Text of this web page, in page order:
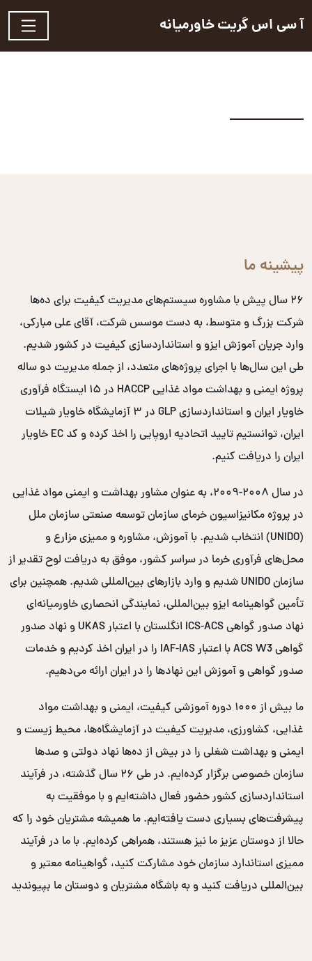
آ سی اس گریت خاورمیانه
پیشینه ما
۲۶ سال پیش با مشاوره سیستم‌های مدیریت کیفیت برای ده‌ها
شرکت بزرگ و متوسط، به دست موسس شرکت، آقای علی مبارکی،
وارد جریان آموزش ایزو و استانداردسازی کیفیت در کشور شدیم.
طی این سال‌ها با اجرای پروژه‌های متعدد، از جمله مدیریت دو ساله
پروژه ایمنی و بهداشت مواد غذایی HACCP در ۱۵ ایستگاه فرآوری
خاویار ایران و استانداردسازی GLP در ۳ آزمایشگاه خاویار شیلات
ایران، توانستیم تایید اتحادیه اروپایی را اخذ کرده و کد EC خاویار
ایران را دریافت کنیم.
در سال ۲۰۰۸-۲۰۰۹، به عنوان مشاور بهداشت و ایمنی مواد غذایی
در پروژه مکانیزاسیون خرمای سازمان توسعه صنعتی سازمان ملل
(UNIDO) انتخاب شدیم. با آموزش، مشاوره و ممیزی مزارع و
محل‌های فرآوری خرما در سراسر کشور، موفق به دریافت لوح تقدیر از
سازمان UNIDO شدیم و وارد بازارهای بین‌المللی شدیم. همچنین برای
تأمین گواهینامه ایزو بین‌المللی، نمایندگی انحصاری خاورمیانه‌ای
نهاد صدور گواهی ICS-ACS انگلستان با اعتبار UKAS و نهاد صدور
گواهی ACS W3 با اعتبار IAF-IAS را در ایران اخذ کردیم و خدمات
صدور گواهی و آموزش این نهادها را در ایران ارائه می‌دهیم.
ما بیش از ۱۰۰۰ دوره آموزشی کیفیت، ایمنی و بهداشت مواد
غذایی، کشاورزی، مدیریت کیفیت در آزمایشگاه‌ها، محیط زیست و
ایمنی و بهداشت شغلی را در بیش از ده‌ها نهاد دولتی و صدها
سازمان خصوصی برگزار کرده‌ایم. در طی ۲۶ سال گذشته، در فرآیند
استانداردسازی کشور حضور فعال داشته‌ایم و با موفقیت به
پیشرفت‌های بسیاری دست یافته‌ایم. ما همیشه مشتریان خود را که
حالا از دوستان عزیز ما نیز هستند، همراهی کرده‌ایم. با ما در فرآیند
ممیزی استاندارد سازمان خود مشارکت کنید، گواهینامه معتبر و
بین‌المللی دریافت کنید و به باشگاه مشتریان و دوستان ما بپیوندید